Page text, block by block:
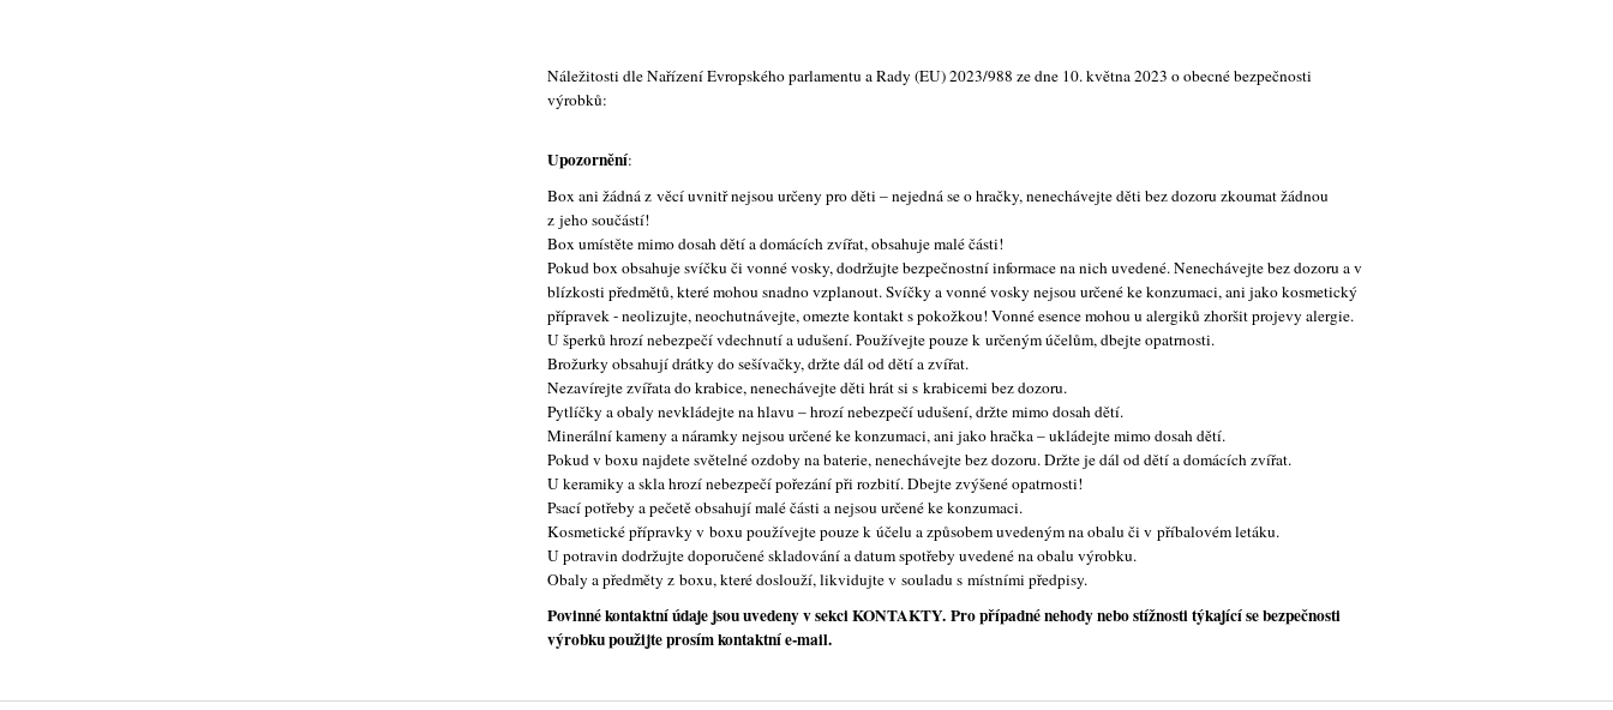
Náležitosti dle Nařízení Evropského parlamentu a Rady (EU) 2023/988 ze dne 10. května 2023 o obecné bezpečnosti
výrobků:
Upozornění:
Box ani žádná z věcí uvnitř nejsou určeny pro děti – nejedná se o hračky, nenechávejte děti bez dozoru zkoumat žádnou
z jeho součástí!
Box umístěte mimo dosah dětí a domácích zvířat, obsahuje malé části!
Pokud box obsahuje svíčku či vonné vosky, dodržujte bezpečnostní informace na nich uvedené. Nenechávejte bez dozoru a v
blízkosti předmětů, které mohou snadno vzplanout. Svíčky a vonné vosky nejsou určené ke konzumaci, ani jako kosmetický
přípravek - neolizujte, neochutnávejte, omezte kontakt s pokožkou! Vonné esence mohou u alergiků zhoršit projevy alergie.
U šperků hrozí nebezpečí vdechnutí a udušení. Používejte pouze k určeným účelům, dbejte opatrnosti.
Brožurky obsahují drátky do sešívačky, držte dál od dětí a zvířat.
Nezavírejte zvířata do krabice, nenechávejte děti hrát si s krabicemi bez dozoru.
Pytlíčky a obaly nevkládejte na hlavu – hrozí nebezpečí udušení, držte mimo dosah dětí.
Minerální kameny a náramky nejsou určené ke konzumaci, ani jako hračka – ukládejte mimo dosah dětí.
Pokud v boxu najdete světelné ozdoby na baterie, nenechávejte bez dozoru. Držte je dál od dětí a domácích zvířat.
U keramiky a skla hrozí nebezpečí pořezání při rozbití. Dbejte zvýšené opatrnosti!
Psací potřeby a pečetě obsahují malé části a nejsou určené ke konzumaci.
Kosmetické přípravky v boxu používejte pouze k účelu a způsobem uvedeným na obalu či v příbalovém letáku.
U potravin dodržujte doporučené skladování a datum spotřeby uvedené na obalu výrobku.
Obaly a předměty z boxu, které doslouží, likvidujte v souladu s místními předpisy.
Povinné kontaktní údaje jsou uvedeny v sekci KONTAKTY. Pro případné nehody nebo stížnosti týkající se bezpečnosti
výrobku použijte prosím kontaktní e-mail.